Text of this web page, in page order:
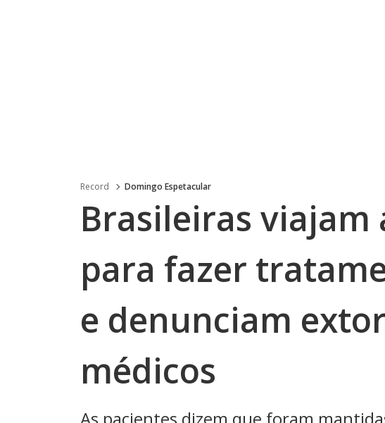
Record Domingo Espetacular
Brasileiras viajam
para fazer
e denunciam
médicos